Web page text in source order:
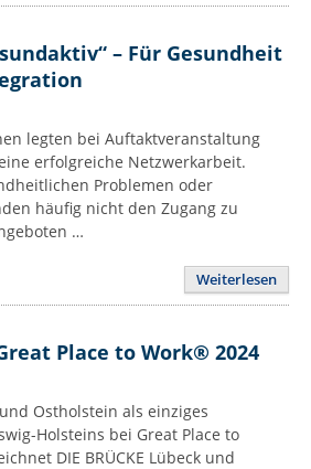
– Für Gesundheit
legten bei Auftaktveranstaltung
erfolgreiche Netzwerkarbeit.
Problemen oder
häufig nicht den Zugang zu
…
Weiterlesen
Place to Work® 2024
und Ostholstein als einziges
Holsteins bei Great Place to
DIE BRÜCKE Lübeck und